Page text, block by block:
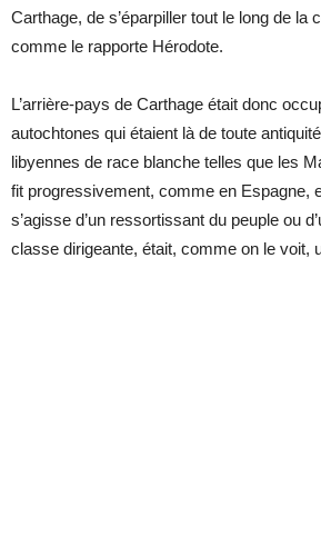
Carthage, de s’éparpiller tout le long de la
comme le rapporte Hérodote.
L’arrière-pays de Carthage était donc
autochtones qui étaient là de toute
libyennes de race blanche telles que les
fit progressivement, comme en Espagne,
s’agisse d’un ressortissant du peuple ou
classe dirigeante, était, comme on le voit,